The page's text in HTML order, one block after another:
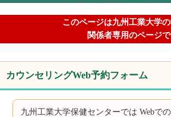
このページは九州工業大学
関係者専用のページ
カウンセリングWeb予約フォーム
九州工業大学保健センターでは Webで